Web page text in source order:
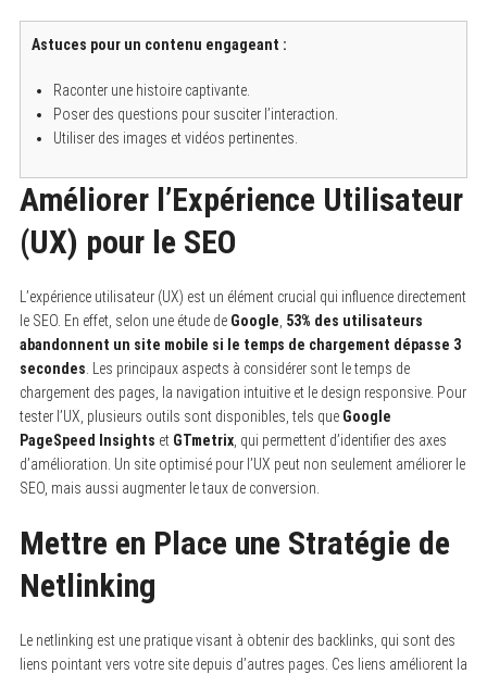
Astuces pour un contenu engageant :
Raconter une histoire captivante.
Poser des questions pour susciter l’interaction.
Utiliser des images et vidéos pertinentes.
Améliorer l’Expérience Utilisateur
(UX) pour le SEO
L’expérience utilisateur (UX) est un élément crucial qui influence directement
le SEO. En effet, selon une étude de Google 53% des utilisateurs
abandonnent un site mobile si le temps de chargement dépasse 3
secondes . Les principaux aspects à considérer sont le temps de
chargement des pages, la navigation intuitive et le design responsive. Pour
tester l’UX, plusieurs outils sont disponibles, tels que Google
PageSpeed Insights et GTmetrix, qui permettent d’identifier des axes
d’amélioration. Un site optimisé pour l’UX peut non seulement améliorer le
SEO, mais aussi augmenter le taux de conversion.
Mettre en Place une Stratégie de
Netlinking
Le netlinking est une pratique visant à obtenir des backlinks, qui sont des
liens pointant vers votre site depuis d’autres pages. Ces liens améliorent la